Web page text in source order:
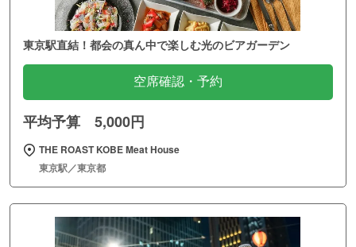
東京駅直結！都会の真ん中で楽しむ光のビアガーデン
空席確認・予約
平均予算 5,000円
THE ROAST KOBE Meat House
東京駅／東京都